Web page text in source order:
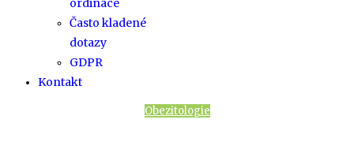
ordinace
Často kladené
dotazy
GDPR
Kontakt
Obezitologie